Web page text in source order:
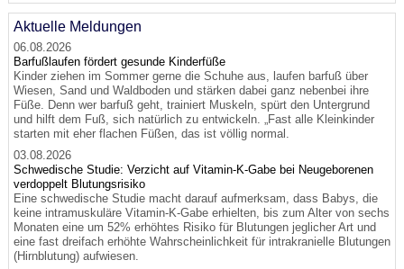
Aktuelle Meldungen
06.08.2026
Barfußlaufen fördert gesunde Kinderfüße
Kinder ziehen im Sommer gerne die Schuhe aus, laufen barfuß über
Wiesen, Sand und Waldboden und stärken dabei ganz nebenbei ihre
Füße. Denn wer barfuß geht, trainiert Muskeln, spürt den Untergrund
und hilft dem Fuß, sich natürlich zu entwickeln. „Fast alle Kleinkinder
starten mit eher flachen Füßen, das ist völlig normal.
03.08.2026
Schwedische Studie: Verzicht auf Vitamin-K-Gabe bei Neugeborenen
verdoppelt Blutungsrisiko
Eine schwedische Studie macht darauf aufmerksam, dass Babys, die
keine intramuskuläre Vitamin-K-Gabe erhielten, bis zum Alter von sechs
Monaten eine um 52% erhöhtes Risiko für Blutungen jeglicher Art und
eine fast dreifach erhöhte Wahrscheinlichkeit für intrakranielle Blutungen
(Hirnblutung) aufwiesen.